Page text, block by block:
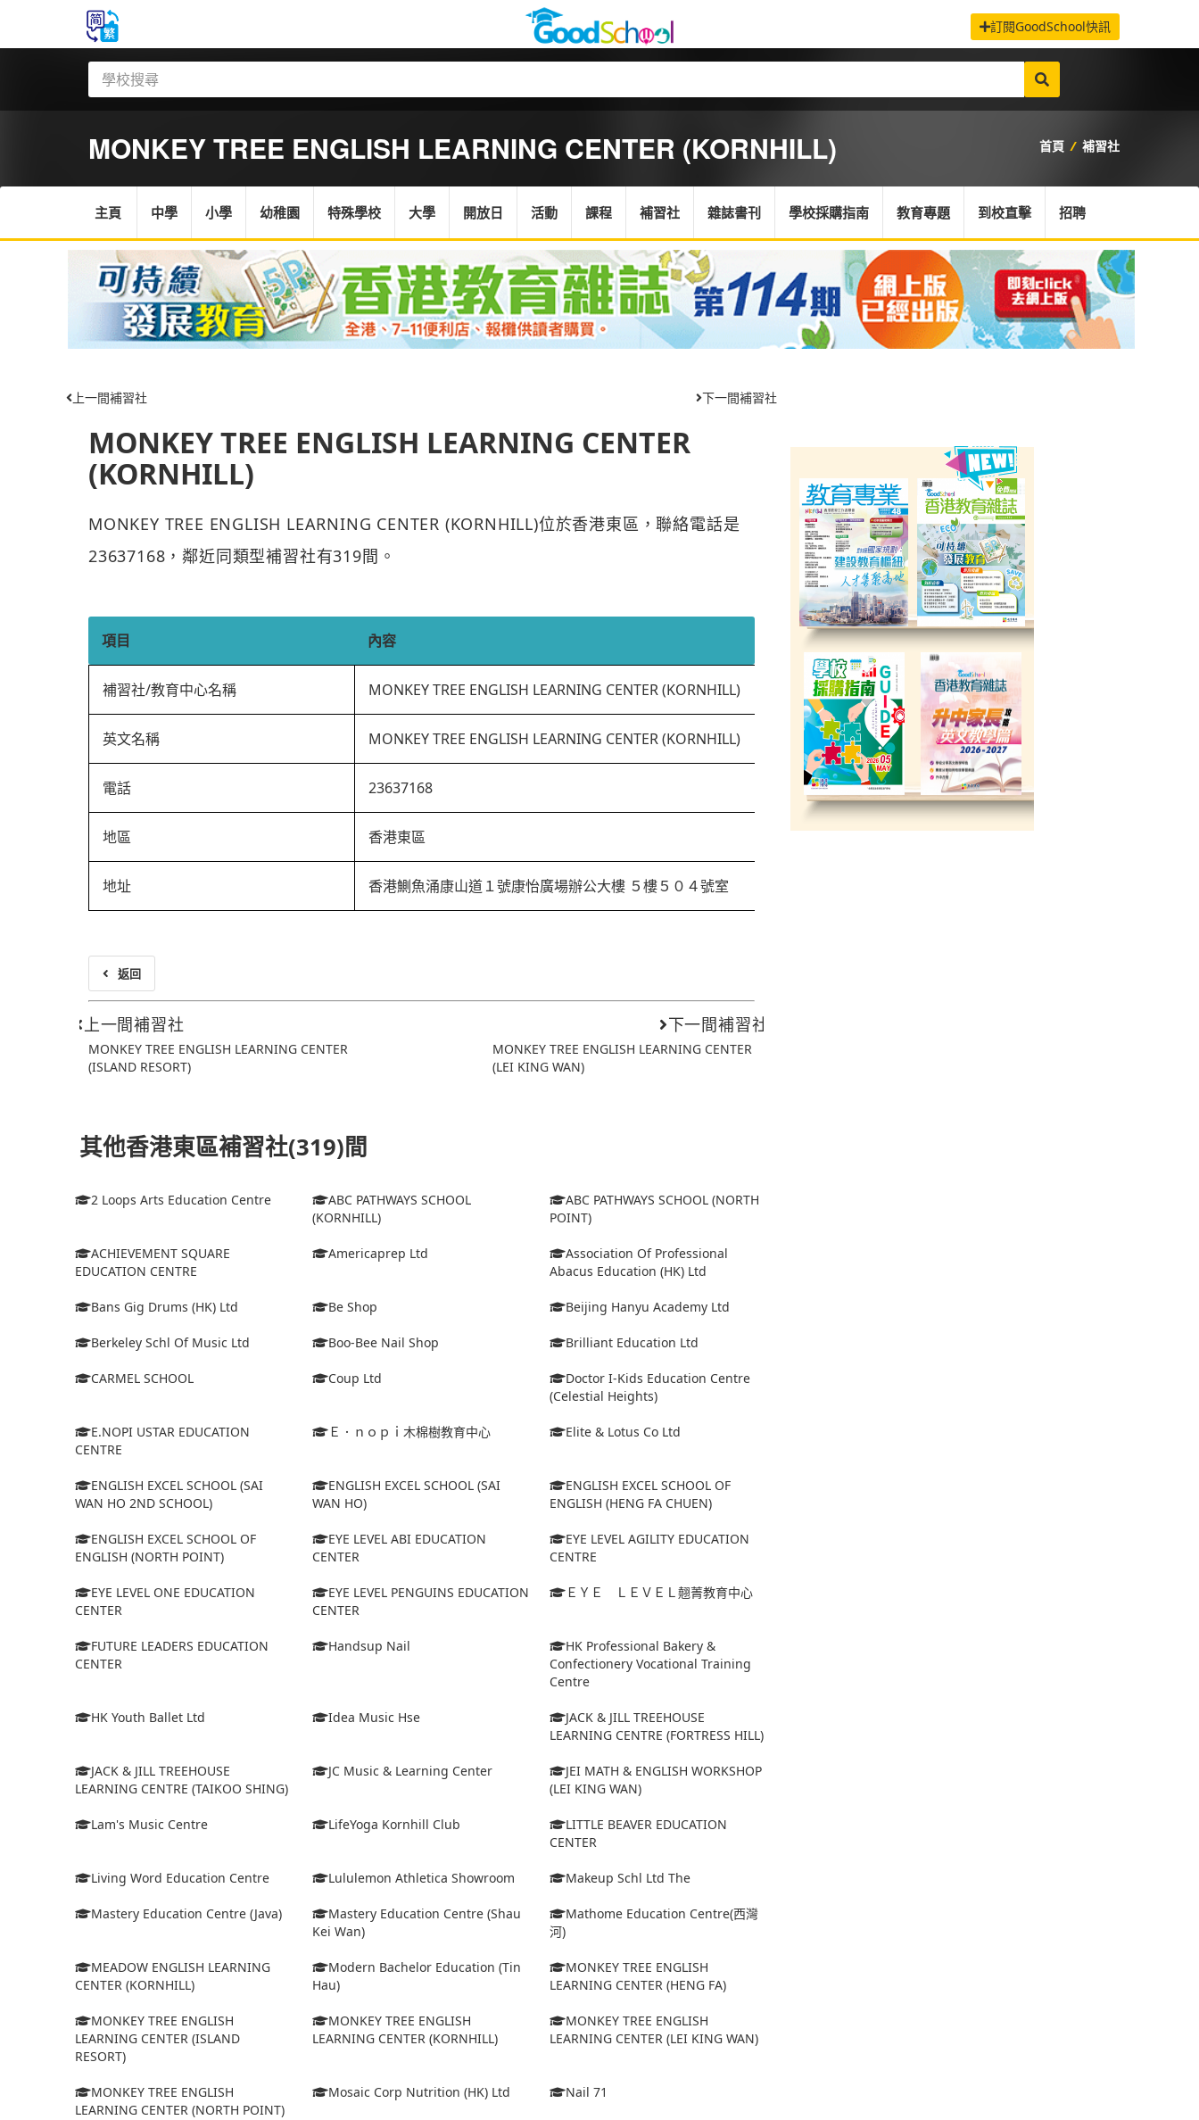
訂閱GoodSchool快訊
MONKEY TREE ENGLISH LEARNING CENTER (KORNHILL) 首頁 / 補習社
主頁 中學 小學 幼稚園 特殊學校 大學 開放日 活動 課程 補習社 雜誌書刊 學校採購指南 教育專題 到校直擊 招聘
上一間補習社 下一間補習社
MONKEY TREE ENGLISH LEARNING CENTER
(KORNHILL)
MONKEY TREE ENGLISH LEARNING CENTER (KORNHILL)位於香港東區，聯絡電話是
23637168，鄰近同類型補習社有319間。
項目 內容
補習社/教育中心名稱 MONKEY TREE ENGLISH LEARNING CENTER (KORNHILL)
英文名稱 MONKEY TREE ENGLISH LEARNING CENTER (KORNHILL)
電話 23637168
地區 香港東區
地址 香港鰂魚涌康山道１號康怡廣場辦公大樓 ５樓５０４號室
返回
上一間補習社
MONKEY TREE ENGLISH LEARNING CENTER
(ISLAND RESORT)
下一間補習社
MONKEY TREE ENGLISH LEARNING CENTER
(LEI KING WAN)
其他香港東區補習社(319)間
2 Loops Arts Education Centre
ABC PATHWAYS SCHOOL
(KORNHILL)
ABC PATHWAYS SCHOOL (NORTH
POINT)
ACHIEVEMENT SQUARE
EDUCATION CENTRE
Americaprep Ltd
Association Of Professional
Abacus Education (HK) Ltd
Bans Gig Drums (HK) Ltd Be Shop Beijing Hanyu Academy Ltd
Berkeley Schl Of Music Ltd Boo-Bee Nail Shop Brilliant Education Ltd
CARMEL SCHOOL Coup Ltd
Doctor I-Kids Education Centre
(Celestial Heights)
E.NOPI USTAR EDUCATION
CENTRE
Ｅ．ｎｏｐｉ木棉樹教育中心 Elite & Lotus Co Ltd
ENGLISH EXCEL SCHOOL (SAI
WAN HO 2ND SCHOOL)
ENGLISH EXCEL SCHOOL (SAI
WAN HO)
ENGLISH EXCEL SCHOOL OF
ENGLISH (HENG FA CHUEN)
ENGLISH EXCEL SCHOOL OF
ENGLISH (NORTH POINT)
EYE LEVEL ABI EDUCATION
CENTER
EYE LEVEL AGILITY EDUCATION
CENTRE
EYE LEVEL ONE EDUCATION
CENTER
EYE LEVEL PENGUINS EDUCATION
CENTER
ＥＹＥ ＬＥＶＥＬ翹菁教育中心
FUTURE LEADERS EDUCATION
CENTER
Handsup Nail
HK Professional Bakery &
Confectionery Vocational Training
Centre
HK Youth Ballet Ltd Idea Music Hse
JACK & JILL TREEHOUSE
LEARNING CENTRE (FORTRESS HILL)
JACK & JILL TREEHOUSE
LEARNING CENTRE (TAIKOO SHING)
JC Music & Learning Center
JEI MATH & ENGLISH WORKSHOP
(LEI KING WAN)
Lam's Music Centre LifeYoga Kornhill Club
LITTLE BEAVER EDUCATION
CENTER
Living Word Education Centre Lululemon Athletica Showroom Makeup Schl Ltd The
Mastery Education Centre (Java)
Mastery Education Centre (Shau
Kei Wan)
Mathome Education Centre(西灣
河)
MEADOW ENGLISH LEARNING
CENTER (KORNHILL)
Modern Bachelor Education (Tin
Hau)
MONKEY TREE ENGLISH
LEARNING CENTER (HENG FA)
MONKEY TREE ENGLISH
LEARNING CENTER (ISLAND
RESORT)
MONKEY TREE ENGLISH
LEARNING CENTER (KORNHILL)
MONKEY TREE ENGLISH
LEARNING CENTER (LEI KING WAN)
MONKEY TREE ENGLISH
LEARNING CENTER (NORTH POINT)
Mosaic Corp Nutrition (HK) Ltd Nail 71